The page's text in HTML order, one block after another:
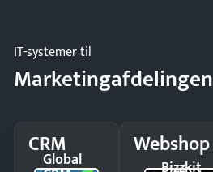
IT-systemer til
Marketingafdelingen
CRM
Global Webshop